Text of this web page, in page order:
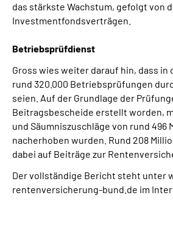
das stärkste Wachstum, gefolgt von
Investmentfondsverträgen.
Betriebsprüfdienst
Gross wies weiter darauf hin, dass in
rund 320.000 Betriebsprüfungen
seien. Auf der Grundlage der
Beitragsbescheide erstellt worden,
und Säumniszuschläge von rund 496
nacherhoben wurden. Rund 208
dabei auf Beiträge zur
Der vollständige Bericht steht unter
rentenversicherung-bund.de im